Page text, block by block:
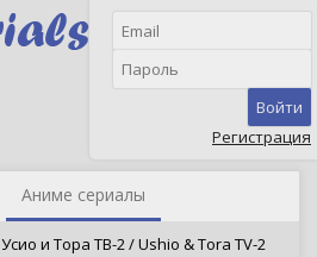
Войти
Регистрация
Аниме сериалы
Усио и Тора ТВ-2 / Ushio & Tora TV-2